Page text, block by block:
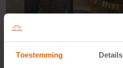
Toestemming Details